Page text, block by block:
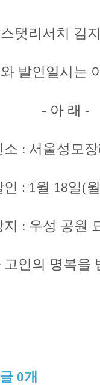
탯리서치 김
발인일시는
래 -
소 : 서울성모
인 : 1월 18일(
지 : 우성 공원
고인의 명복을
0개